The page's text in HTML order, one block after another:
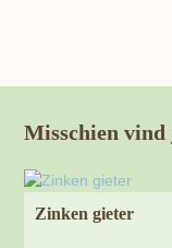
Misschien
Zinken gieter